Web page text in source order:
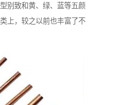
别致和黄、绿、蓝等五颜
上，较之以前也丰富了不